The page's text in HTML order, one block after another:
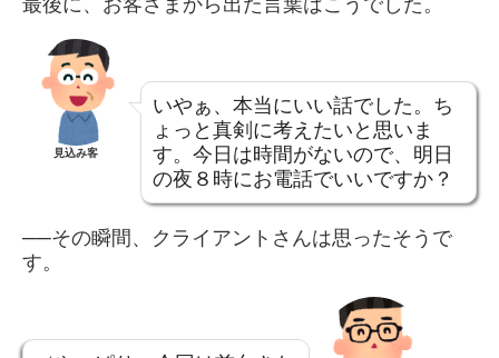
見込み客
いやぁ、本当にいい話でした。ち
ょっと真剣に考えたいと思いま
す。今日は時間がないので、明日
の夜８時にお電話でいいですか？
──その瞬間、クライアントさんは思ったそうで
す。